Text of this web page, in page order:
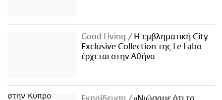
Good Living
Η εμβληματική City
Exclusive Collection της Le Labo
έρχεται στην Αθήνα